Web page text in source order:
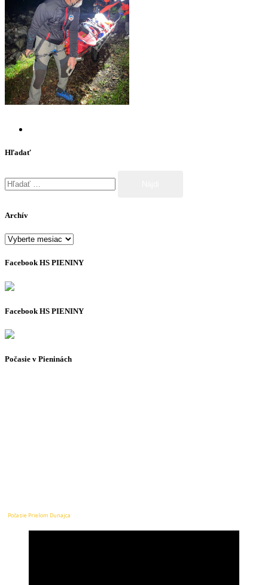
Hľadať
Hľadať:
Archív
Archív
Facebook HS PIENINY
Facebook HS PIENINY
Počasie v Pieninách
Počasie Prielom Dunajca